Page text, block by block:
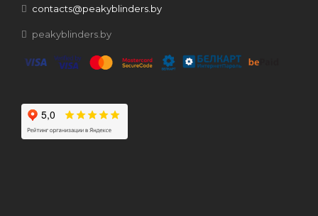
contacts@peakyblinders.by
peakyblinders.by